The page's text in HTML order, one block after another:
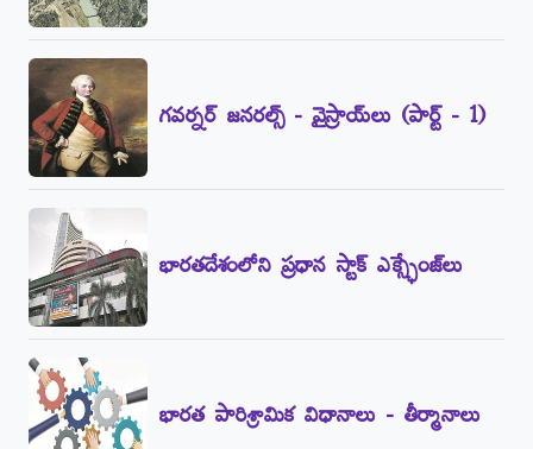
గవర్నర్‌ జనరల్స్‌ - వైస్రాయ్‌లు (పార్ట్‌ - 1)
భారతదేశంలోని ప్రధాన స్టాక్‌ ఎక్స్ఛేంజ్‌లు
భారత పారిశ్రామిక విధానాలు - తీర్మానాలు